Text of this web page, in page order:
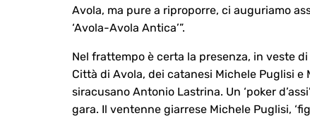
Avola, ma pure a riproporre, ci auguriamo
‘Avola-Avola Antica’”.
Nel frattempo è certa la presenza, in veste
Città di Avola, dei catanesi Michele Puglisi
siracusano Antonio Lastrina. Un ‘poker
gara. Il ventenne giarrese Michele Puglisi,